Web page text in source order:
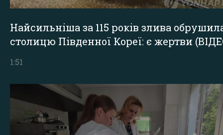
Найсильніша за 115 років злива
столицю Південної Кореї: є жертви
1:51